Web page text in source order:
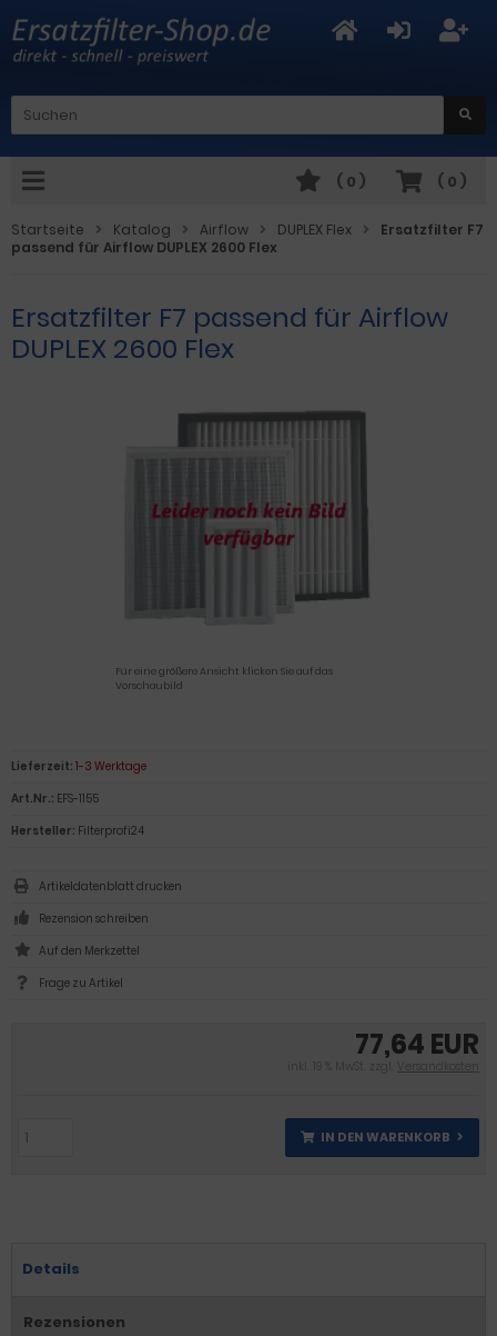
( 0 )
( 0 )
Startseite Katalog Airflow DUPLEX Flex
Ersatzfilter F7
passend für Airflow DUPLEX 2600 Flex
Ersatzfilter F7 passend für Airflow
DUPLEX 2600 Flex
Für eine größere Ansicht klicken Sie auf das
Vorschaubild
77,64 EUR
inkl. 19 % MwSt. zzgl. Versandkosten
IN DEN WARENKORB
Lieferzeit: 1-3 Werktage
Art.Nr.: EFS-1155
Hersteller: Filterprofi24
Artikeldatenblatt drucken
Rezension schreiben
Frage zu Artikel
Details
Rezensionen